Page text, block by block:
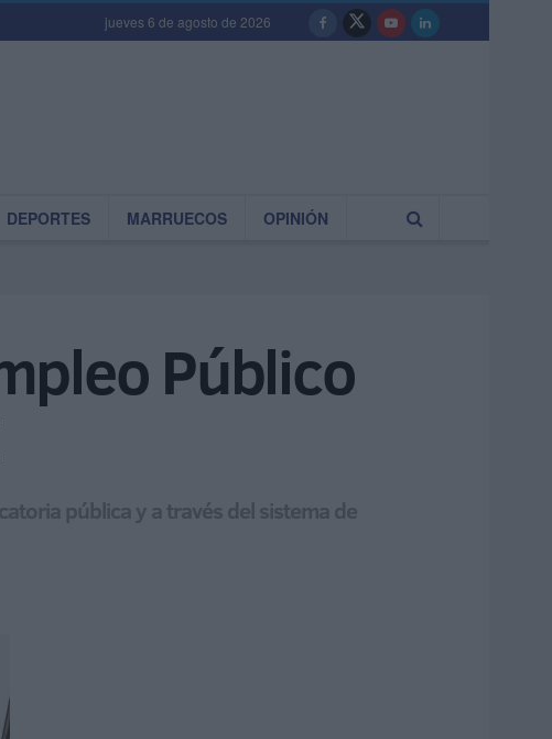
jueves 6 de agosto de 2026
DEPORTES MARRUECOS OPINIÓN
Público
pública y a través del sistema de